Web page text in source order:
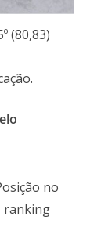
(80,83)
no
ranking